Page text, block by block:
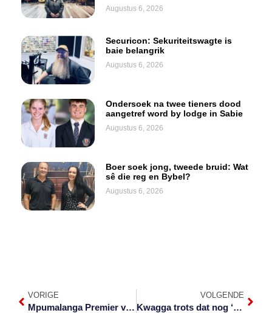
Augustus 6, 2026
Securicon: Sekuriteitswagte is
baie belangrik
Augustus 6, 2026
Ondersoek na twee tieners dood
aangetref word by lodge in Sabie
Augustus 6, 2026
Boer soek jong, tweede bruid: Wat
sê die reg en Bybel?
Augustus 6, 2026
VORIGE
Mpumalanga Premier vervang vier LUR’e
VOLGENDE
Kwagga trots dat nog ‘n Laevelder sy toetsbuiging maak